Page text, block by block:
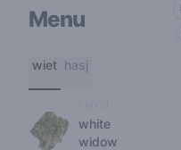
Menu
wiet hasj
white
widow